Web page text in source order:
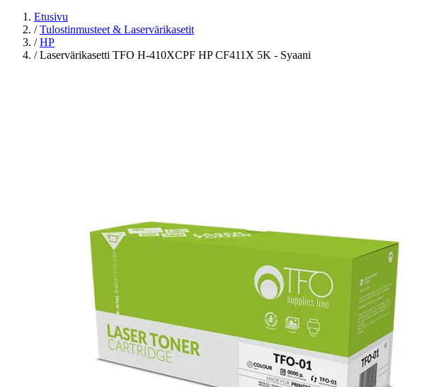
Etusivu
/ Tulostinmusteet & Laservärikasetit
/ HP
/ Laservärikasetti TFO H-410XCPF HP CF411X 5K - Syaani